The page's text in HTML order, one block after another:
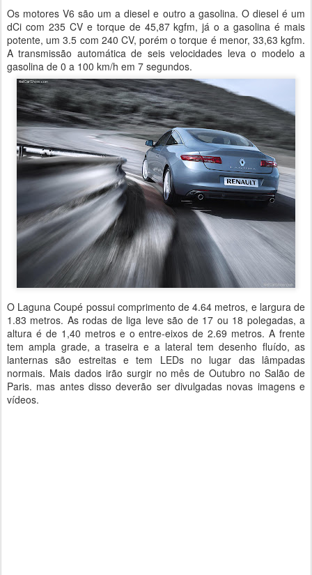
Os motores V6 são um a diesel e outro a gasolina. O diesel é um
dCi com 235 CV e torque de 45,87 kgfm, já o a gasolina é mais
potente, um 3.5 com 240 CV, porém o torque é menor, 33,63 kgfm.
A transmissão automática de seis velocidades leva o modelo a
gasolina de 0 a 100 km/h em 7 segundos.
O Laguna Coupé possui comprimento de 4.64 metros, e largura de
1.83 metros. As rodas de liga leve são de 17 ou 18 polegadas, a
altura é de 1,40 metros e o entre-eixos de 2.69 metros. A frente
tem ampla grade, a traseira e a lateral tem desenho fluído, as
lanternas são estreitas e tem LEDs no lugar das lâmpadas
normais. Mais dados irão surgir no mês de Outubro no Salão de
Paris. mas antes disso deverão ser divulgadas novas imagens e
vídeos.